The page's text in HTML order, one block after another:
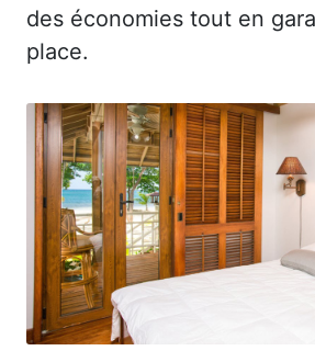
des économies tout en
place.